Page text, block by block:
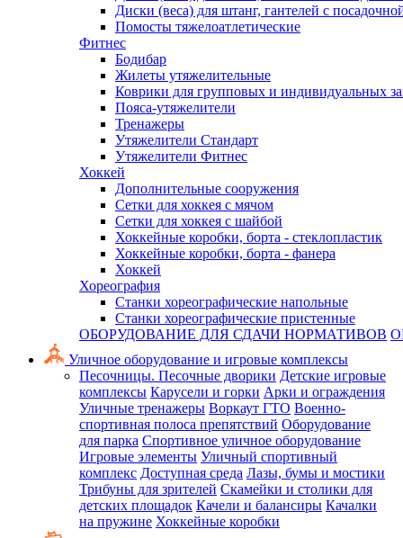
Диски (веса) для штанг, гантелей с
Помосты тяжелоатлетические
Фитнес
Бодибар
Жилеты утяжелительные
Коврики для групповых и индивидуальных
Пояса-утяжелители
Тренажеры
Утяжелители Стандарт
Утяжелители Фитнес
Хоккей
Дополнительные сооружения
Сетки для хоккея с мячом
Сетки для хоккея с шайбой
Хоккейные коробки, борта - стеклопластик
Хоккейные коробки, борта - фанера
Хоккей
Хореография
Станки хореографические напольные
Станки хореографические пристенные
ОБОРУДОВАНИЕ ДЛЯ СДАЧИ НОРМАТИВОВ
Уличное оборудование и игровые комплексы
Песочницы. Песочные дворики Детские игровые
комплексы Карусели и горки Арки и ограждения
Уличные тренажеры Воркаут ГТО Военно-
спортивная полоса препятствий Оборудование
для парка Спортивное уличное оборудование
Игровые элементы Уличный спортивный
комплекс Доступная среда Лазы, бумы и мостики
Трибуны для зрителей Скамейки и столики для
детских площадок Качели и балансиры Качалки
на пружине Хоккейные коробки